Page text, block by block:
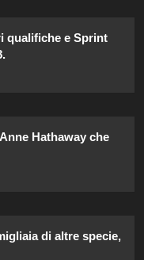
qualifiche e Sprint
Hathaway che
di altre specie,